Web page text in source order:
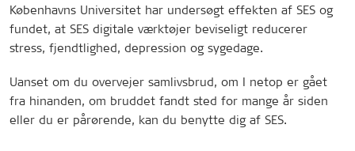
Københavns Universitet har undersøgt effekten af SES og
fundet, at SES digitale værktøjer beviseligt reducerer
stress, fjendtlighed, depression og sygedage.
Uanset om du overvejer samlivsbrud, om I netop er gået
fra hinanden, om bruddet fandt sted for mange år siden
eller du er pårørende, kan du benytte dig af SES.